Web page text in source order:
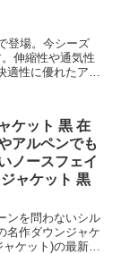
登場。今シーズ
伸縮性や通気性
性に優れたアイ
ケット 黒 在
アルペンでも
ノースフェイ
ャケット 黒
ンを問わないシル
名作ダウンジャケ
ケット)の最新作